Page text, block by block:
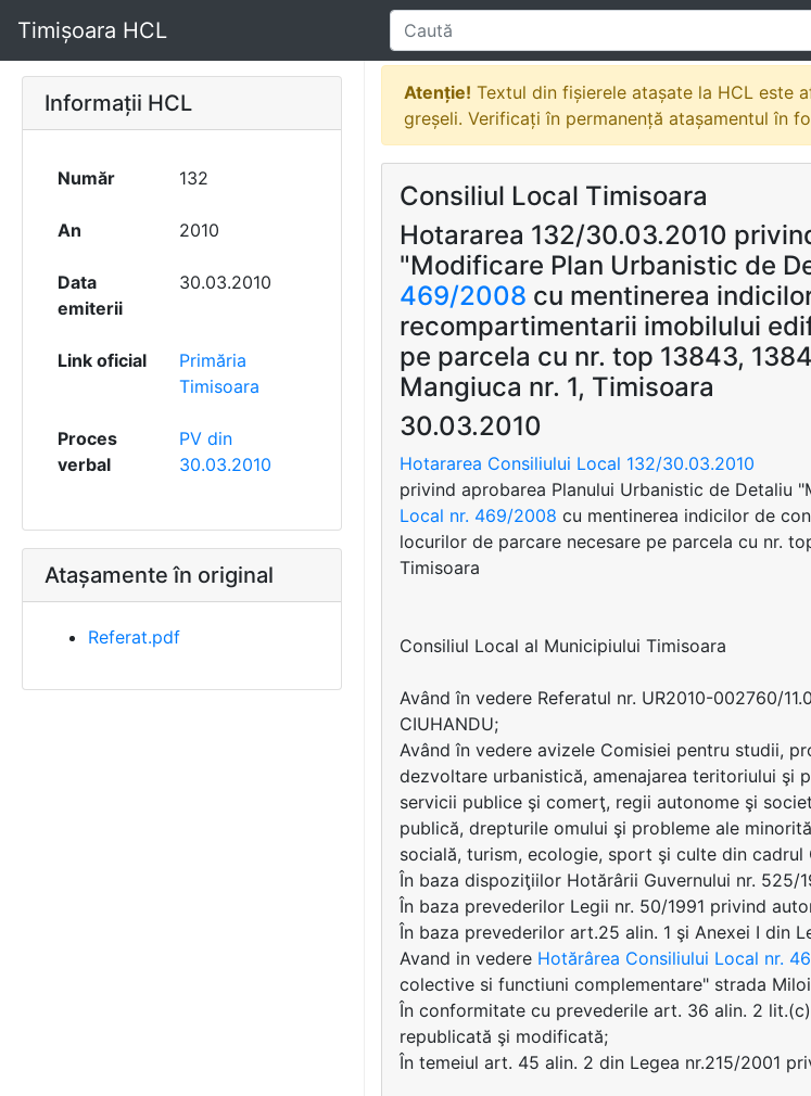
Timișoara HCL
Informații HCL
Număr 132
An 2010
Data
emiterii
30.03.2010
Link oficial
Primăria
Timisoara
Proces
verbal
PV din
30.03.2010
Atașamente în original
Referat.pdf
Atenție! Textul din fișierele atașate la HCL este
greșeli. Verificați în permanență atașamentul în
Consiliul Local Timisoara
Hotararea 132/30.03.2010
"Modificare Plan Urbanistic de
469/2008 cu mentinerea
recompartimentarii imobilului
pe parcela cu nr. top 13843,
Mangiuca nr. 1, Timisoara
30.03.2010
Hotararea Consiliului Local 132/30.03.2010
privind aprobarea Planului Urbanistic de Detaliu
Local nr. 469/2008 cu mentinerea indicilor de
locurilor de parcare necesare pe parcela cu nr.
Timisoara
Consiliul Local al Municipiului Timisoara
Având în vedere Referatul nr. UR2010-002760/
CIUHANDU;
Având în vedere avizele Comisiei pentru studii,
dezvoltare urbanistică, amenajarea teritoriului şi
servicii publice şi comerţ, regii autonome şi
publică, drepturile omului şi probleme ale
socială, turism, ecologie, sport şi culte din
În baza dispoziţiilor Hotărârii Guvernului nr. 525/
În baza prevederilor Legii nr. 50/1991 privind
În baza prevederilor art.25 alin. 1 şi Anexei I din
Avand in vedere Hotărârea Consiliului Local nr.
colective si functiuni complementare" strada
În conformitate cu prevederile art. 36 alin. 2
republicată şi modificată;
În temeiul art. 45 alin. 2 din Legea nr.215/2001